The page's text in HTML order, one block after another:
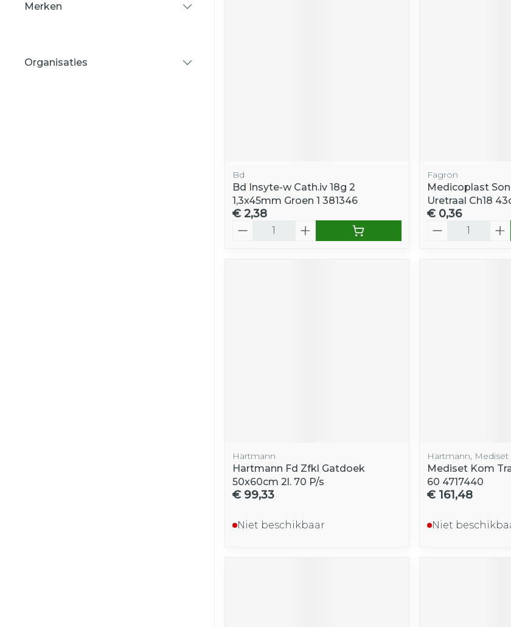
Merken
Organisaties
Bd
Bd Insyte-w Cath.iv 18g 2
1,3x45mm Groen 1 381346
€ 2,38
Fagron
Medicoplast
Uretraal Ch18
€ 0,36
Hartmann
Hartmann Fd Zfkl Gatdoek
50x60cm 2l. 70 P/s
€ 99,33
Niet beschikbaar
Hartmann, Mediset
Mediset Kom
60 4717440
€ 161,48
Niet